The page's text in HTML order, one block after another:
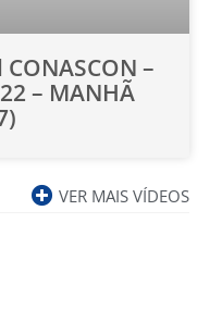
–
– MANHÃ
VER MAIS VÍDEOS